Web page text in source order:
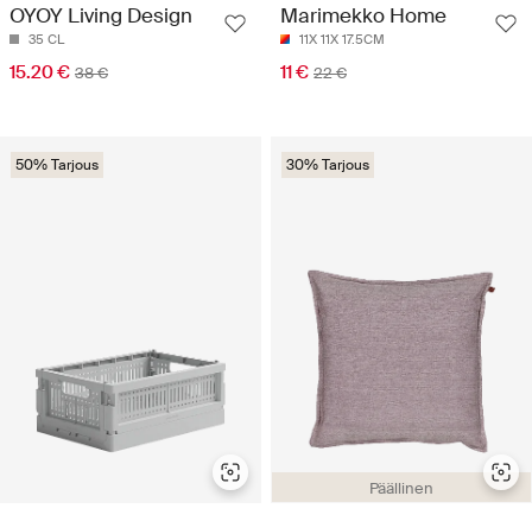
OYOY Living Design
35 CL
15.20 € 38 €
Marimekko Home
11X 11X 17.5CM
11 € 22 €
50% Tarjous
Päällinen
30% Tarjous